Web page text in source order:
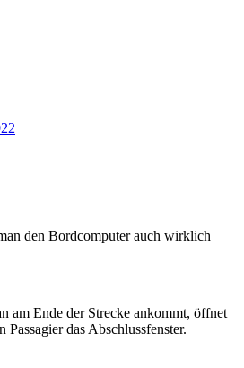
den Bordcomputer auch wirklich
am Ende der Strecke ankommt, öffnet
Passagier das Abschlussfenster.